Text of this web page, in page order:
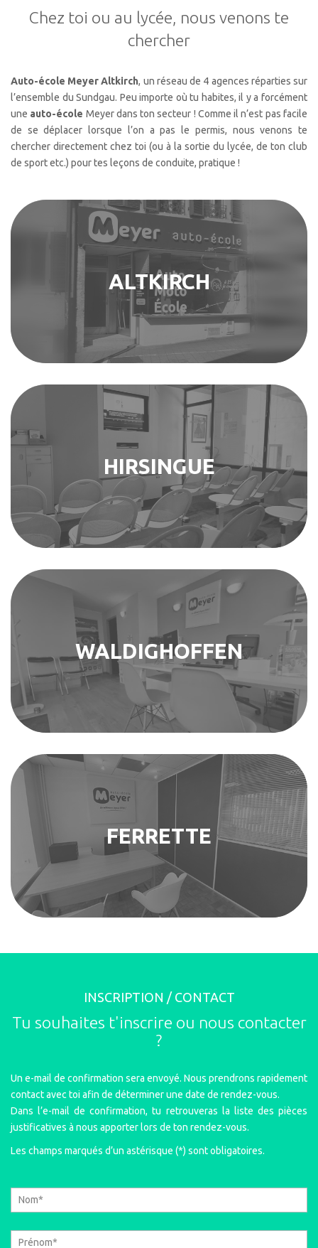
Chez toi ou au lycée, nous venons te
chercher
Auto-école Meyer Altkirch, un réseau de 4 agences réparties sur
l’ensemble du Sundgau. Peu importe où tu habites, il y a forcément
une auto-école Meyer dans ton secteur ! Comme il n’est pas facile
de se déplacer lorsque l’on a pas le permis, nous venons te
chercher directement chez toi (ou à la sortie du lycée, de ton club
de sport etc.) pour tes leçons de conduite, pratique !
ALTKIRCH
HIRSINGUE
WALDIGHOFFEN
FERRETTE
INSCRIPTION / CONTACT
Tu souhaites t'inscrire ou nous contacter
?
Un e-mail de confirmation sera envoyé. Nous prendrons rapidement
contact avec toi afin de déterminer une date de rendez-vous.
Dans l’e-mail de confirmation, tu retrouveras la liste des pièces
justificatives à nous apporter lors de ton rendez-vous.
Les champs marqués d’un astérisque (*) sont obligatoires.